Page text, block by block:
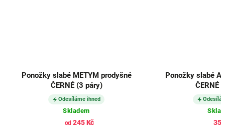
Ponožky slabé METYM prodyšné
ČERNÉ (3 páry)
Odesíláme ihned
Skladem
od 245 Kč
Ponožky slabé
ČERNÉ